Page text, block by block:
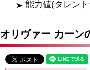
能力値(タレン
オリヴァー カーン